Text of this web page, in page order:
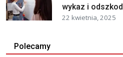
wykaz i
22 kwietnia, 2025
Polecamy